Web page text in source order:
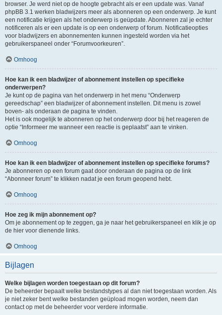
browser. Je werd niet op de hoogte gebracht als er een update was. Vanaf
phpBB 3.1 werken bladwijzers meer als abonneren op een onderwerp. Je kunt
een notificatie krijgen als het onderwerp is geüpdate. Abonneren zal je echter
notificeren als er een update is op een onderwerp of forum. Notificatieopties
voor bladwijzers en abonnementen kunnen ingesteld worden via het
gebruikerspaneel onder “Forumvoorkeuren”.
Omhoog
Hoe kan ik een bladwijzer of abonnement instellen op specifieke
onderwerpen?
Je kunt op de pagina van het onderwerp in het menu “Onderwerp
gereedschap” een bladwijzer of abonnement instellen. Dit menu is zowel
boven- als onderaan de pagina te vinden.
Het is ook mogelijk te abonneren op het onderwerp door bij het reageren de
optie “Informeer me wanneer een reactie is geplaatst” aan te vinken.
Omhoog
Hoe kan ik een bladwijzer of abonnement instellen op specifieke forums?
Je abonneren op een forum gaat door onderaan de pagina op de link
“Abonneer forum” te klikken nadat je een forum geopend hebt.
Omhoog
Hoe zeg ik mijn abonnement op?
Om je abonnement op te zeggen, ga je naar het gebruikerspaneel en klik je op
de hier voor dienende links.
Omhoog
Bijlagen
Welke bijlagen worden toegestaan op dit forum?
De beheerder bepaalt welke bestandstypes al dan niet toegestaan worden. Als
je niet zeker bent welke bestanden geüpload mogen worden, neem dan
contact op met de beheerder voor verdere informatie.